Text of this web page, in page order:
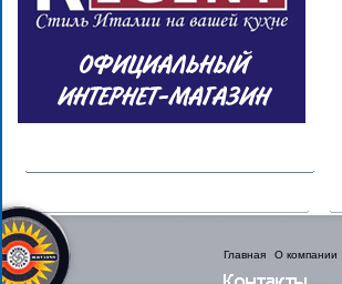
Главная О компании